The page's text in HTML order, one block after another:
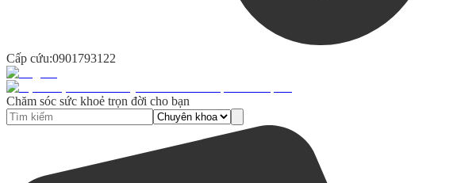
Cấp cứu:0901793122
Chăm sóc sức khoẻ trọn đời cho bạn